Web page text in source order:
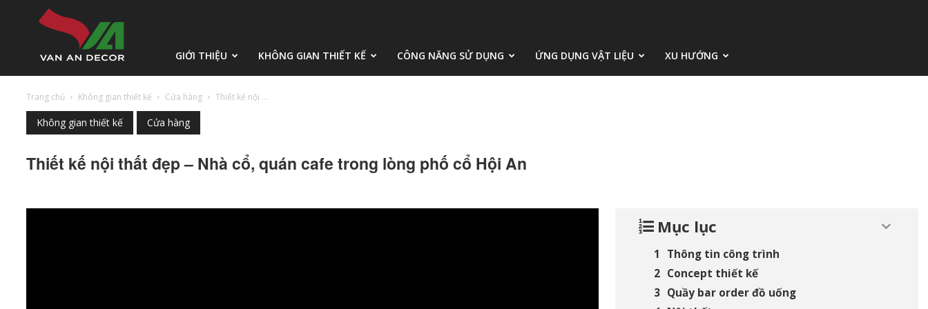
An
GIỚI THIỆU KHÔNG GIAN THIẾT KẾ CÔNG NĂNG SỬ DỤNG ỨNG DỤNG VẬT LIỆU XU HƯỚNG
Trang chủ Không gian thiết kế Cửa hàng Thiết kế nội ...
Không gian thiết kế Cửa hàng
Thiết kế nội thất đẹp – Nhà cổ, quán cafe trong lòng phố cổ Hội An
Mục lục
Thông tin công trình
Concept thiết kế
Quầy bar order đồ uống